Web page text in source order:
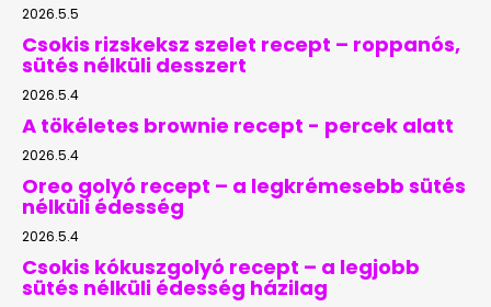
2026.5.5
Csokis rizskeksz szelet recept – roppanós,
sütés nélküli desszert
2026.5.4
A tökéletes brownie recept - percek alatt
2026.5.4
Oreo golyó recept – a legkrémesebb sütés
nélküli édesség
2026.5.4
Csokis kókuszgolyó recept – a legjobb
sütés nélküli édesség házilag